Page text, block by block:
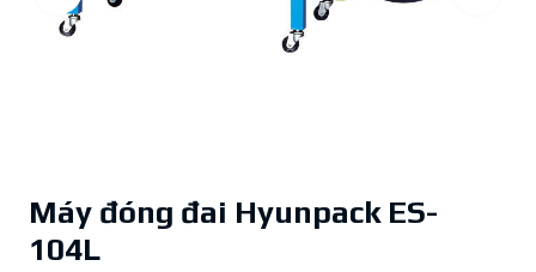
Máy đóng đai Hyunpack ES-
104L